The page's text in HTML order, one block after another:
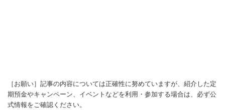
［お願い］記事の内容については正確性に努めていますが、紹介した定
期預金やキャンペーン、イベントなどを利用・参加する場合は、必ず公
式情報をご確認ください。